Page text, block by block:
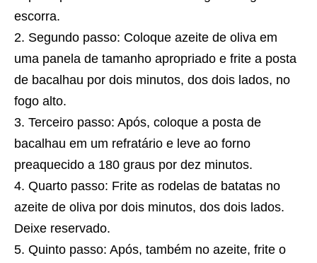
escorra.
Segundo passo: Coloque azeite de oliva em
uma panela de tamanho apropriado e frite a posta
de bacalhau por dois minutos, dos dois lados, no
fogo alto.
Terceiro passo: Após, coloque a posta de
bacalhau em um refratário e leve ao forno
preaquecido a 180 graus por dez minutos.
Quarto passo: Frite as rodelas de batatas no
azeite de oliva por dois minutos, dos dois lados.
Deixe reservado.
Quinto passo: Após, também no azeite, frite o